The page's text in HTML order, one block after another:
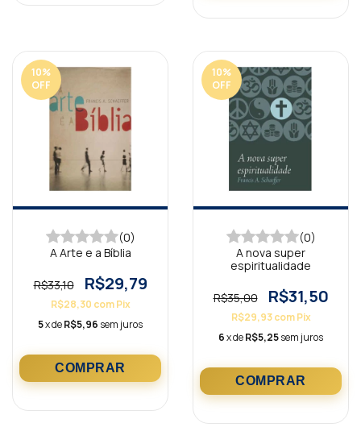
10%
OFF
(0)
A Arte e a Bíblia
R$33,10 R$29,79
R$28,30 com Pix
5x deR$5,96 sem juros
10%
OFF
(0)
A nova super
espiritualidade
R$35,00 R$31,50
R$29,93com Pix
6x deR$5,25sem juros